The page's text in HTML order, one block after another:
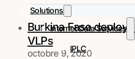
Solutions
Internet Data Services
IPLC
Burkina Faso
VLPs
octobre 9, 2020